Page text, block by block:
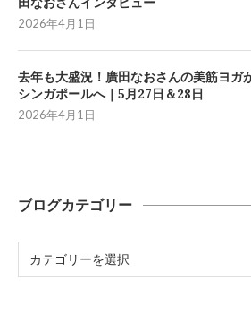
2026年4月1日
去年も大盛況！廣田なおさんの美筋ヨガ
シンガポールへ｜5月27日＆28日
2026年4月1日
ブログカテゴリー